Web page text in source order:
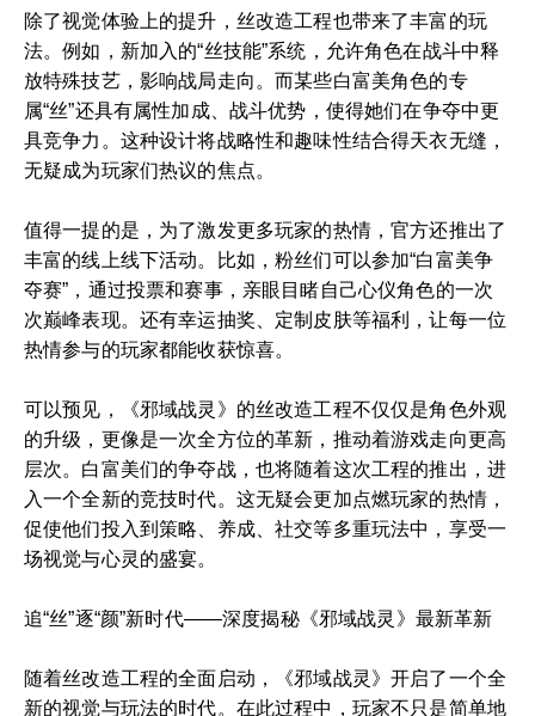
除了视觉体验上的提升，丝改造工程也带来了丰富的玩
法。例如，新加入的“丝技能”系统，允许角色在战斗中释
放特殊技艺，影响战局走向。而某些白富美角色的专
属“丝”还具有属性加成、战斗优势，使得她们在争夺中更
具竞争力。这种设计将战略性和趣味性结合得天衣无缝，
无疑成为玩家们热议的焦点。
值得一提的是，为了激发更多玩家的热情，官方还推出了
丰富的线上线下活动。比如，粉丝们可以参加“白富美争
夺赛”，通过投票和赛事，亲眼目睹自己心仪角色的一次
次巅峰表现。还有幸运抽奖、定制皮肤等福利，让每一位
热情参与的玩家都能收获惊喜。
可以预见，《邪域战灵》的丝改造工程不仅仅是角色外观
的升级，更像是一次全方位的革新，推动着游戏走向更高
层次。白富美们的争夺战，也将随着这次工程的推出，进
入一个全新的竞技时代。这无疑会更加点燃玩家的热情，
促使他们投入到策略、养成、社交等多重玩法中，享受一
场视觉与心灵的盛宴。
追“丝”逐“颜”新时代——深度揭秘《邪域战灵》最新革新
随着丝改造工程的全面启动，《邪域战灵》开启了一个全
新的视觉与玩法的时代。在此过程中，玩家不只是简单地